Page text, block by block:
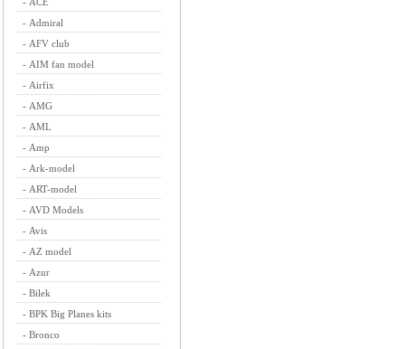
- Admiral
- AFV club
- AIM fan model
- Airfix
- AMG
- AML
- Amp
- Ark-model
- ART-model
- AVD Models
- Avis
- AZ model
- Azur
- Bilek
- BPK Big Planes kits
- Bronco